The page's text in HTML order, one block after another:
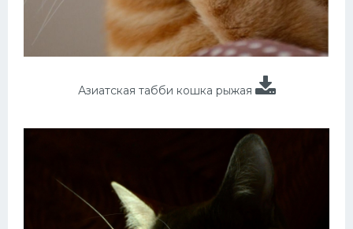
Азиатская табби кошка рыжая